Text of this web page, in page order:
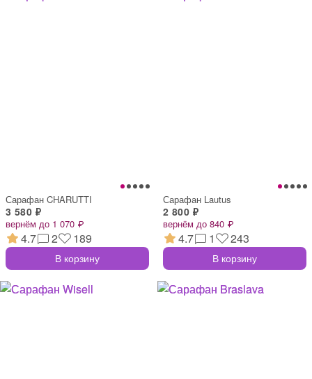
Сарафан CHARUTTI
3 580 ₽
вернём до 1 070 ₽
4.7 2 189
В корзину
Сарафан Lautus
2 800 ₽
вернём до 840 ₽
4.7 1 243
В корзину